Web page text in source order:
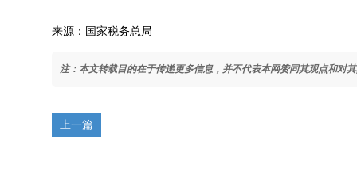
来源：国家税务总局
注：本文转载目的在于传递更多信息，并不代表本网赞同其观点和对
上一篇